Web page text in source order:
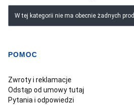
Lista produktów
W tej kategorii nie ma obecnie żadnych
Linki w stopce
POMOC
Zwroty i reklamacje
Odstąp od umowy tutaj
Pytania i odpowiedzi